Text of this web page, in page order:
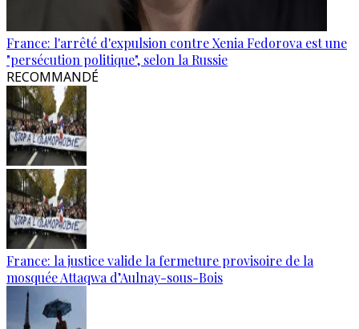
France: l'arrêté d'expulsion contre Xenia Fedorova est une
"persécution politique", selon la Russie
RECOMMANDÉ
France: la justice valide la fermeture provisoire de la
mosquée Attaqwa d’Aulnay-sous-Bois